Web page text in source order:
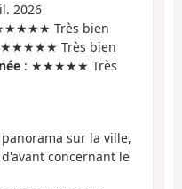
2026
Très bien
Très bien
: ★★★★★ Très
sur la ville,
concernant le